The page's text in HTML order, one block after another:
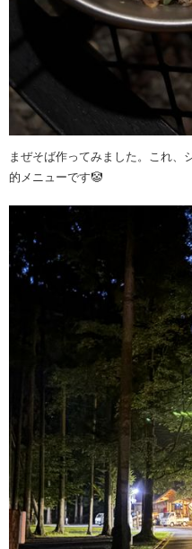
まぜそば作ってみました。これ、
的メニューです🤡